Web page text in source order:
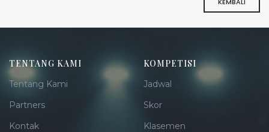
TENTANG KAMI
Tentang Kami
Partners
Kontak
KOMPETISI
Jadwal
Skor
Klasemen